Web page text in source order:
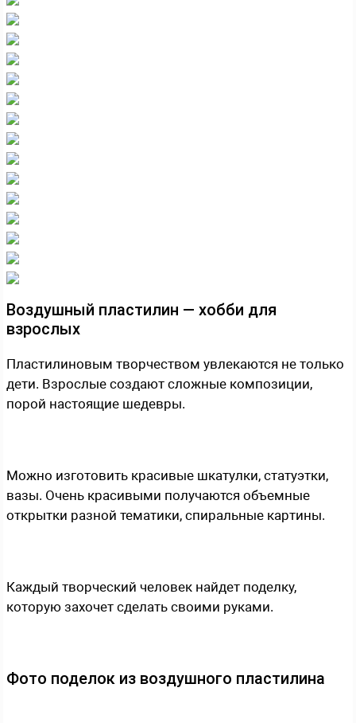
Воздушный пластилин — хобби для
взрослых
Пластилиновым творчеством увлекаются не только
дети. Взрослые создают сложные композиции,
порой настоящие шедевры.
Можно изготовить красивые шкатулки, статуэтки,
вазы. Очень красивыми получаются объемные
открытки разной тематики, спиральные картины.
Каждый творческий человек найдет поделку,
которую захочет сделать своими руками.
Фото поделок из воздушного пластилина